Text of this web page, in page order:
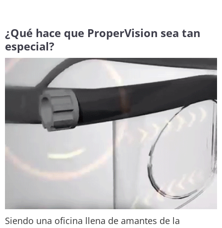
¿Qué hace que ProperVision sea tan
especial?
Siendo una oficina llena de amantes de la